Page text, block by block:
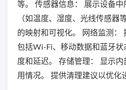
等。 传感器信息： 展示设备
（如温度、湿度、光线传感器
的映射和可视化。 网络监测：
包括Wi-Fi、移动数据和蓝牙状
度和延迟。 存储管理： 显示
用情况。 提供清理建议以优化